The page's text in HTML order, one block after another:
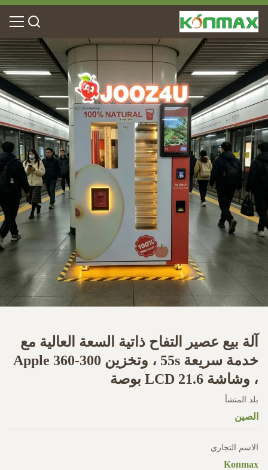
آلة بيع عصير التفاح ذاتية السعة العالية مع
خدمة سريعة 55s ، وتخزين 300-360 Apple
، وشاشة LCD 21.6 بوصة
بلد المنشأ
الصين
الاسم التجاري
Konmax